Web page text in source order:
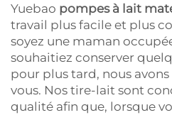
Yuebao pompes à lait
travail plus facile et plus
soyez une maman
souhaitiez conserver
pour plus tard, nous
vous. Nos tire-lait sont
qualité afin que, lorsque